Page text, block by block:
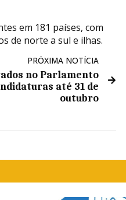
em 181 países, com
de norte a sul e ilhas.
PRÓXIMA NOTÍCIA
no Parlamento
até 31 de
outubro